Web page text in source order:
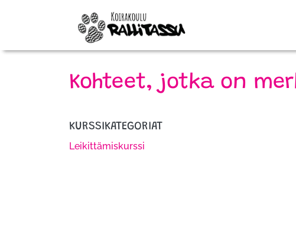
Kohteet, jotka on
KURSSIKATEGORIAT
Leikittämiskurssi